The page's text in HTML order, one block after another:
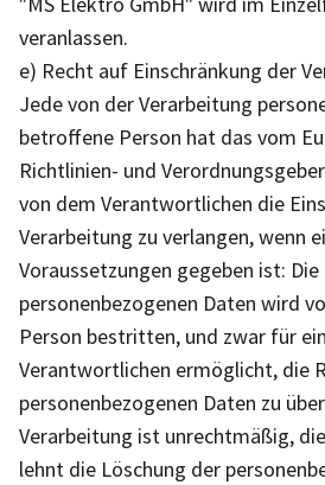
veranlassen.
e) Recht auf Einschränkung der
Jede von der Verarbeitung
betroffene Person hat das vom
Richtlinien- und
von dem Verantwortlichen die
Verarbeitung zu verlangen, wenn
Voraussetzungen gegeben ist:
personenbezogenen Daten wird
Person bestritten, und zwar für
Verantwortlichen ermöglicht, die
personenbezogenen Daten zu
Verarbeitung ist unrechtmäßig,
lehnt die Löschung der